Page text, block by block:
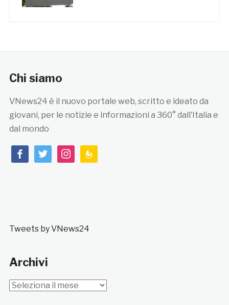
Chi siamo
VNews24 è il nuovo portale web, scritto e ideato da
giovani, per le notizie e informazioni a 360° dall’Italia e
dal mondo
facebooktwitterinstagramfeedburner
Tweets by VNews24
Archivi
Archivi